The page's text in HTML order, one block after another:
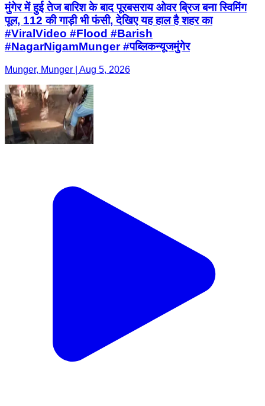
मुंगेर में हुई तेज बारिश के बाद पूरबसराय ओवर ब्रिज बना स्विमिंग
पूल, 112 की गाड़ी भी फंसी, देखिए यह हाल है शहर का
#ViralVideo #Flood #Barish
#NagarNigamMunger #पब्लिकन्यूजमुंगेर
Munger, Munger | Aug 5, 2026